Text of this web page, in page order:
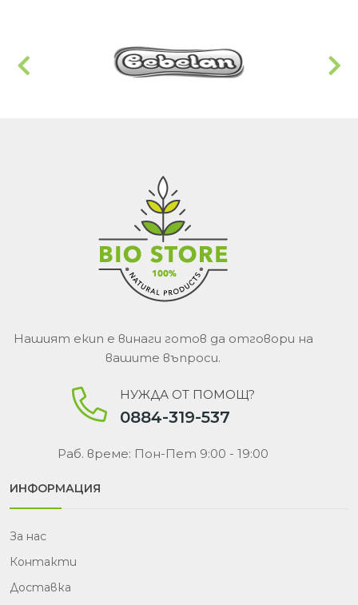
Нашият екип е винаги готов да отговори на
вашите въпроси.
НУЖДА ОТ ПОМОЩ?
0884-319-537
Раб. време: Пон-Пет 9:00 - 19:00
ИНФОРМАЦИЯ
За нас
Контакти
Доставка